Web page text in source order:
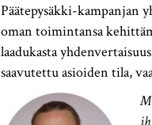
Päätepysäkki-kampanjan
oman toimintansa
laadukasta
saavutettu asioiden tila,